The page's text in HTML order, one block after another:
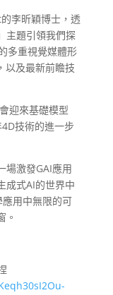
李昕穎博士，透
主題引領我們探
多重視覺媒體形
以及最新前瞻技
迎來基礎模型
技術的進一步
場激發GAI應用
成式AI的世界中
用中無限的可
。